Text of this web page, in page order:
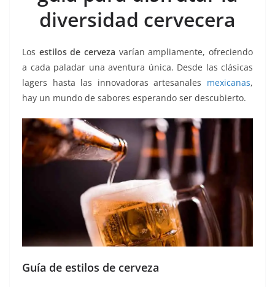
o
k
p er
diversidad cervecera
Los estilos de cerveza varían ampliamente, ofreciendo
a cada paladar una aventura única. Desde las clásicas
lagers hasta las innovadoras artesanales mexicanas,
hay un mundo de sabores esperando ser descubierto.
Guía de estilos de cerveza